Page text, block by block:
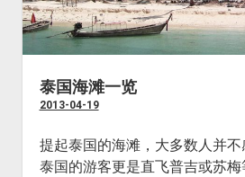
宗教场所
文化遗址
世界之最
工薪族也可以周游
四条最惊心动魄的
五条最具挑战性的
五条最值得体验的火
泰国海滩一览
2013-04-19
提起泰国的海滩，大多数人并
泰国的游客更是直飞普吉或苏